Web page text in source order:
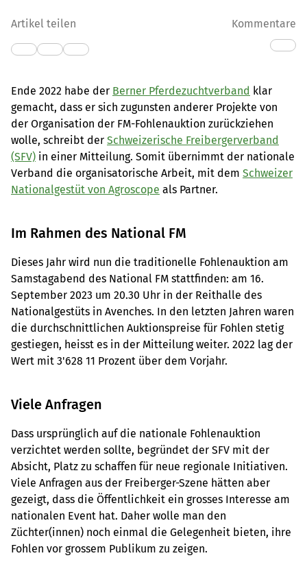
Artikel teilen Kommentare
Ende 2022 habe der Berner Pferdezuchtverband klar
gemacht, dass er sich zugunsten anderer Projekte von
der Organisation der FM-Fohlenauktion zurückziehen
wolle, schreibt der Schweizerische Freibergerverband
(SFV) in einer Mitteilung. Somit übernimmt der nationale
Verband die organisatorische Arbeit, mit dem Schweizer
Nationalgestüt von Agroscope als Partner.
Im Rahmen des National FM
Dieses Jahr wird nun die traditionelle Fohlenauktion am
Samstagabend des National FM stattfinden: am 16.
September 2023 um 20.30 Uhr in der Reithalle des
Nationalgestüts in Avenches. In den letzten Jahren waren
die durchschnittlichen Auktionspreise für Fohlen stetig
gestiegen, heisst es in der Mitteilung weiter. 2022 lag der
Wert mit 3'628 11 Prozent über dem Vorjahr.
Viele Anfragen
Dass ursprünglich auf die nationale Fohlenauktion
verzichtet werden sollte, begründet der SFV mit der
Absicht, Platz zu schaffen für neue regionale Initiativen.
Viele Anfragen aus der Freiberger-Szene hätten aber
gezeigt, dass die Öffentlichkeit ein grosses Interesse am
nationalen Event hat. Daher wolle man den
Züchter(innen) noch einmal die Gelegenheit bieten, ihre
Fohlen vor grossem Publikum zu zeigen.